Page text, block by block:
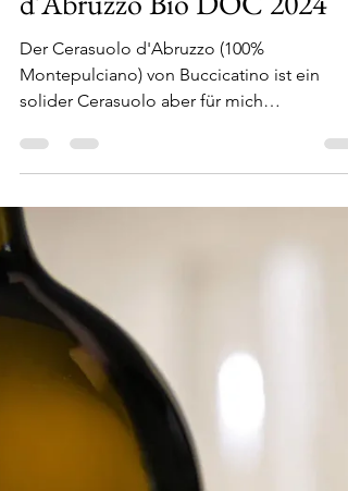
Buccicatino - Cerasuolo
d'Abruzzo Bio DOC 2024
Montepulciano) von Buccicatino ist ein
solider Cerasuolo aber für mich
Durchschnitt, mineralisch, viel...